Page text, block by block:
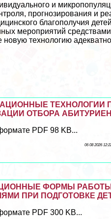
и
прогнозирования и
благополучия
мероприятий средствами
новую технологию
ТЕХНОЛОГИИ
ОТБОРА
PDF 98 KB...
06 08 2026
ФОРМЫ
ПРИ ПОДГОТОВКE
PDF 300 KB...